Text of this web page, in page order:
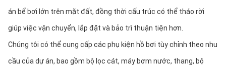
án bể bơi lớn trên mặt đất, đồng thời cấu trúc có thể tháo rời
giúp việc vận chuyển, lắp đặt và bảo trì thuận tiện hơn.
Chúng tôi có thể cung cấp các phụ kiện hồ bơi tùy chỉnh theo nhu
cầu của dự án, bao gồm bộ lọc cát, máy bơm nước, thang, bộ